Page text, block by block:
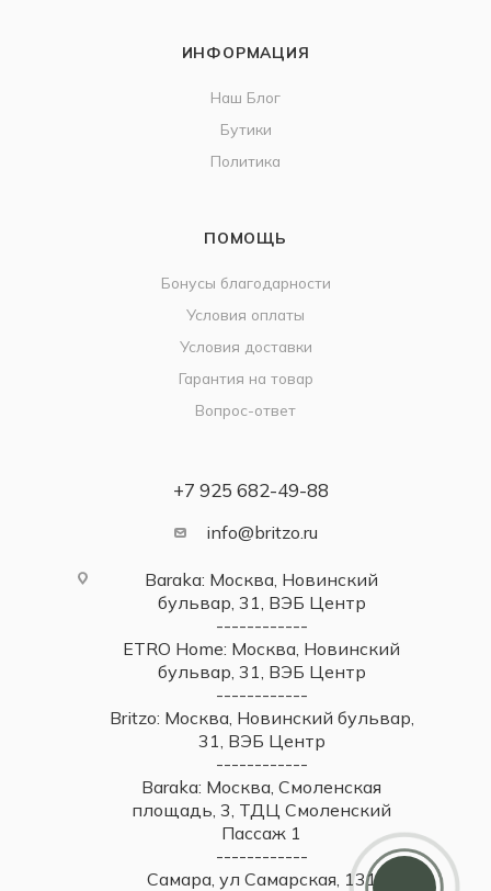
ИНФОРМАЦИЯ
Наш Блог
Бутики
Политика
ПОМОЩЬ
Бонусы благодарности
Условия оплаты
Условия доставки
Гарантия на товар
Вопрос-ответ
+7 925 682-49-88
info@britzo.ru
Baraka: Москва, Новинский
бульвар, 31, ВЭБ Центр
------------
ETRO Home: Москва, Новинский
бульвар, 31, ВЭБ Центр
------------
Britzo: Москва, Новинский бульвар,
31, ВЭБ Центр
------------
Baraka: Москва, Смоленская
площадь, 3, ТДЦ Смоленский
Пассаж 1
------------
Самара, ул Самарская, 131
благодарности зачисляем 5 000 бонусов за